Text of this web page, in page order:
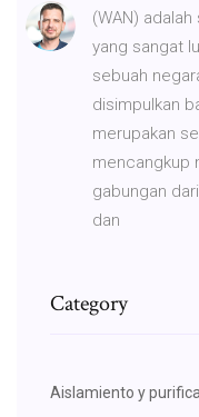
(WAN)
yang sangat
sebuah
disimpulkan
merupakan
mencangkup
gabungan
dan
Category
Aislamiento y